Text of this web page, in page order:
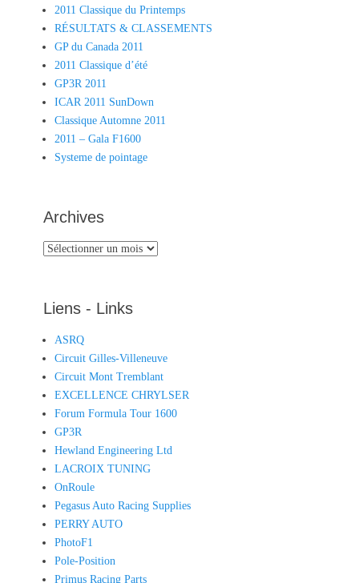
2011 Classique du Printemps
RÉSULTATS & CLASSEMENTS
GP du Canada 2011
2011 Classique d’été
GP3R 2011
ICAR 2011 SunDown
Classique Automne 2011
2011 – Gala F1600
Systeme de pointage
Archives
Archives
Liens - Links
ASRQ
Circuit Gilles-Villeneuve
Circuit Mont Tremblant
EXCELLENCE CHRYLSER
Forum Formula Tour 1600
GP3R
Hewland Engineering Ltd
LACROIX TUNING
OnRoule
Pegasus Auto Racing Supplies
PERRY AUTO
PhotoF1
Pole-Position
Primus Racing Parts